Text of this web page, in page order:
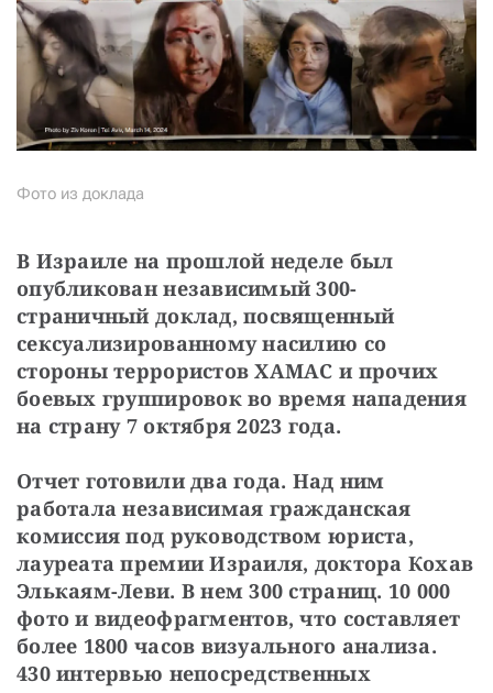
Фото из доклада
В Израиле на прошлой неделе был
опубликован независимый 300-
страничный доклад, посвященный
сексуализированному насилию со
стороны террористов ХАМАС и прочих
боевых группировок во время нападения
на страну 7 октября 2023 года.
Отчет готовили два года. Над ним
работала независимая гражданская
комиссия под руководством юриста,
лауреата премии Израиля, доктора Кохав
Элькаям-Леви. В нем 300 страниц. 10 000
фото и видеофрагментов, что составляет
более 1800 часов визуального анализа.
430 интервью непосредственных